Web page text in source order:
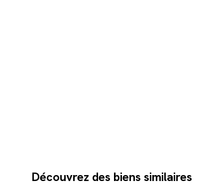
Découvrez des biens similaires